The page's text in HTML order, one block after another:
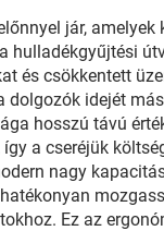
jár,
hulladékgyűjtési
és csökkentett
idejét
hosszú távú
a cseréjük
nagy
Ez az